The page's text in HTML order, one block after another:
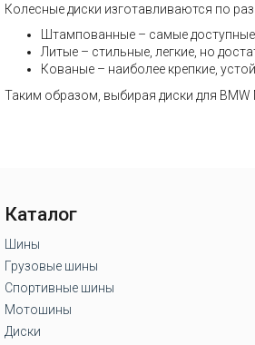
Колесные диски изготавливаются по
Штампованные – самые
Литые – стильные, легкие, но
Кованые – наиболее крепкие,
Таким образом, выбирая диски для BMW
Каталог
Шины
Грузовые шины
Спортивные шины
Мотошины
Диски